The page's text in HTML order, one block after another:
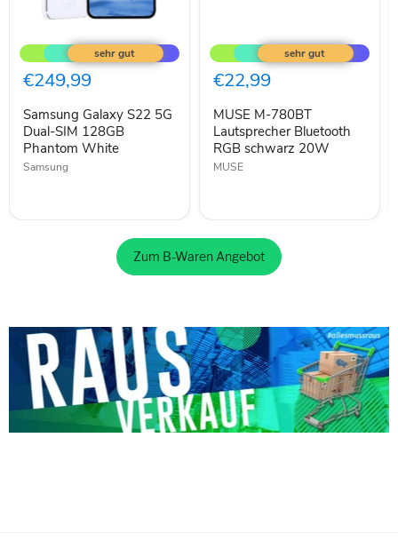
Galaxy
S22
5G
Dual-
128GB
Phantom
White
€249,99
Samsung Galaxy S22 5G
Dual-SIM 128GB
Phantom White
Samsung
M-
780BT
Lautsprecher
Bluetooth
schwarz
20W
€22,99
MUSE M-780BT
Lautsprecher Bluetooth
RGB schwarz 20W
MUSE
Zum B-Waren Angebot